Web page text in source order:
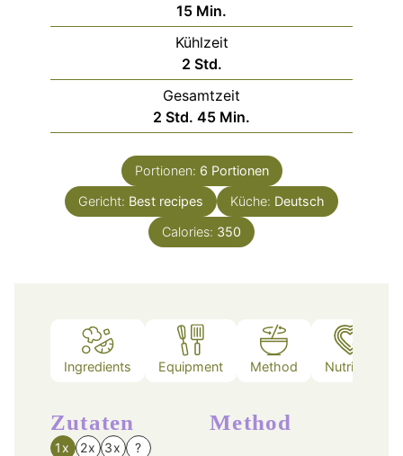
15Minuten
Min.
Kühlzeit
2Stunden
Std.
Gesamtzeit
2 Stunden
Std. 45Minuten
Min.
Portionen: 6 Portionen
Gericht: Best recipes Küche: Deutsch
Calories: 350
Ingredients Equipment Method Nutrition
Zutaten
1x 2x 3x ?
Method